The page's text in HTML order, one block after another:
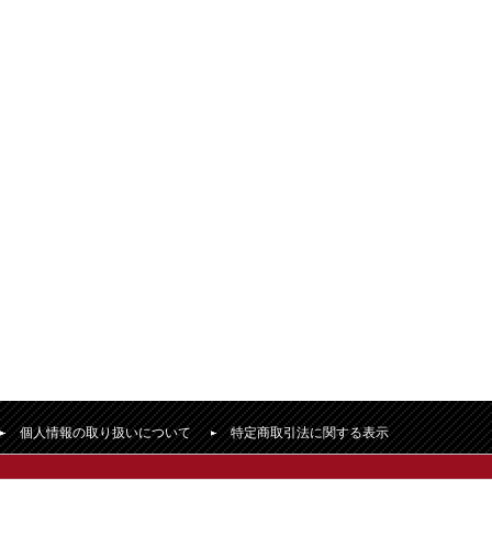
個人情報の取り扱いについて 特定商取引法に関する表示